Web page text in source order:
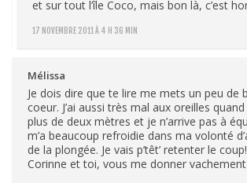
17 NOVEMBRE 2011 À 4 H 36 MIN
et sur tout l’île Coco, mais bon là, c’est
Mélissa
Je dois dire que te lire me mets un peu de
coeur. J’ai aussi très mal aux oreilles
plus de deux mètres et je n’arrive pas à
m’a beaucoup refroidie dans ma volonté
de la plongée. Je vais p’têt’ retenter le
Corinne et toi, vous me donner vachement